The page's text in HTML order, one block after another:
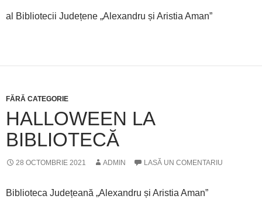
al Bibliotecii Județene „Alexandru și Aristia Aman”
FĂRĂ CATEGORIE
HALLOWEEN LA
BIBLIOTECĂ
28 OCTOMBRIE 2021 ADMIN LASĂ UN COMENTARIU
Biblioteca Județeană „Alexandru și Aristia Aman”